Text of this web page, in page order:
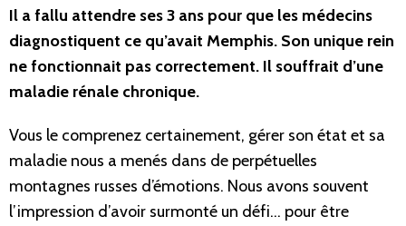
Il a fallu attendre ses 3 ans pour que les médecins
diagnostiquent ce qu’avait Memphis. Son unique rein
ne fonctionnait pas correctement. Il souffrait d’une
maladie rénale chronique.
Vous le comprenez certainement, gérer son état et sa
maladie nous a menés dans de perpétuelles
montagnes russes d’émotions. Nous avons souvent
l’impression d’avoir surmonté un défi… pour être